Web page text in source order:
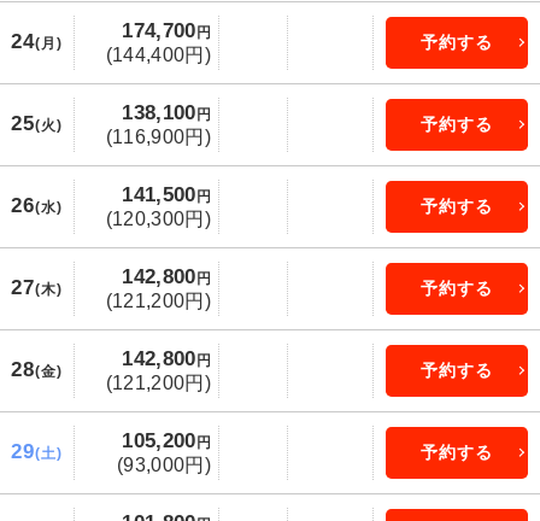
24(月)
174,700 円
(144,400円)
予約する
25(火)
138,100 円
(116,900円)
予約する
26(水)
141,500 円
(120,300円)
予約する
27(木)
142,800 円
(121,200円)
予約する
28(金)
142,800 円
(121,200円)
予約する
29(土)
105,200 円
(93,000円)
予約する